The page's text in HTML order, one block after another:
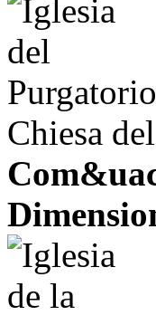
Chiesa